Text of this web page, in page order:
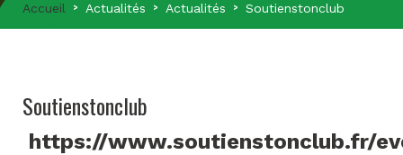
Accueil Actualités Actualités Soutienstonclub
Soutienstonclub
https://www.soutienstonclub.fr/